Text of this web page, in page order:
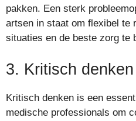
pakken. Een sterk
artsen in staat om flexibel te
situaties en de beste zorg te
3. Kritisch denken
Kritisch denken is een
medische professionals om